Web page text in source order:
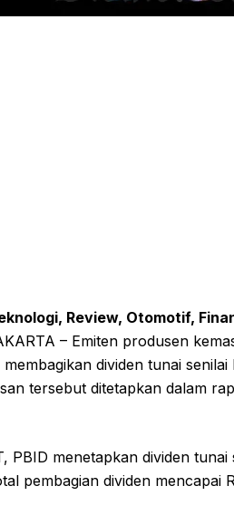
Review, Otomotif,
– Emiten produsen
dividen tunai
tersebut ditetapkan dalam
PBID menetapkan dividen
pembagian dividen mencapai